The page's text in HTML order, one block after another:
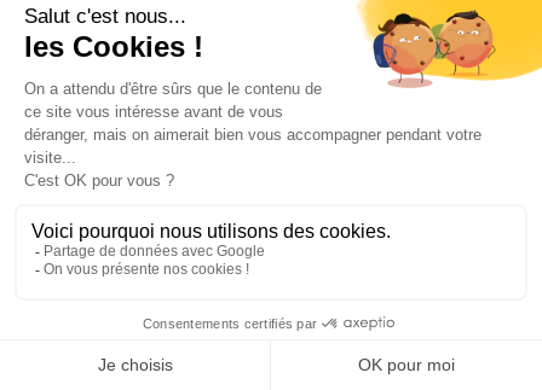
Kit broderie point de croix Marie Coeur – Cerf coloré